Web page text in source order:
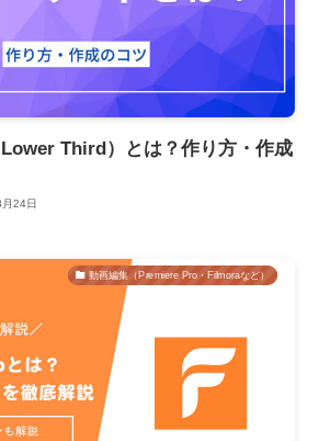
Third）とは？作り方・作成
24日
動画編集（Premiere Pro・Filmoraなど）